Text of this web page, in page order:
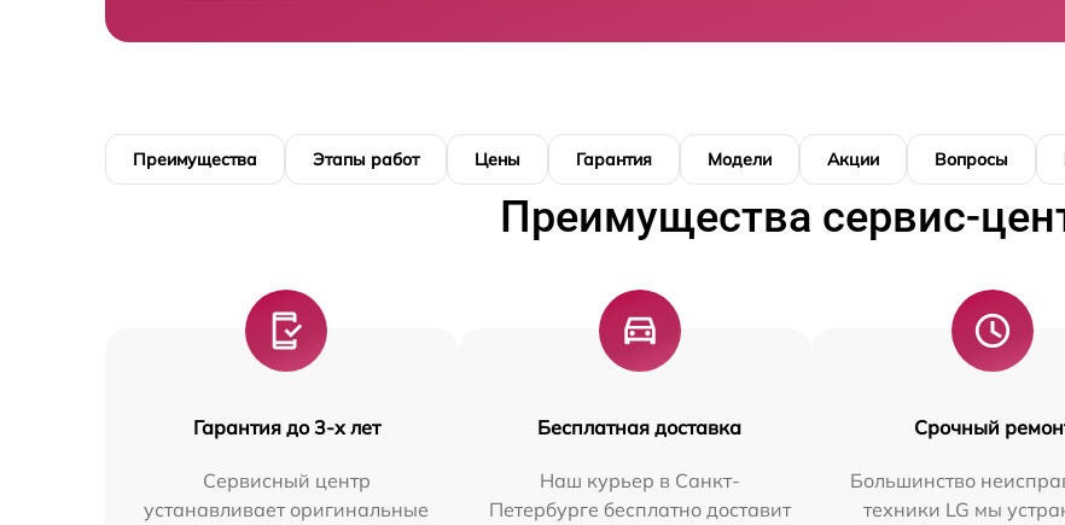
Преимущества Этапы работ Цены Гарантия Модели Акции Вопросы
Преимущества сервис-
Гарантия до 3-х лет
Сервисный центр
устанавливает оригинальные
Бесплатная доставка
Наш курьер в Санкт-
Петербурге бесплатно доставит
Срочный
Большинство
техники LG мы